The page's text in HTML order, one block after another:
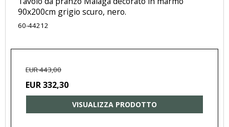
90x200cm grigio scuro, nero.
60-44212
EUR 443,00
EUR 332,30
VISUALIZZA PRODOTTO